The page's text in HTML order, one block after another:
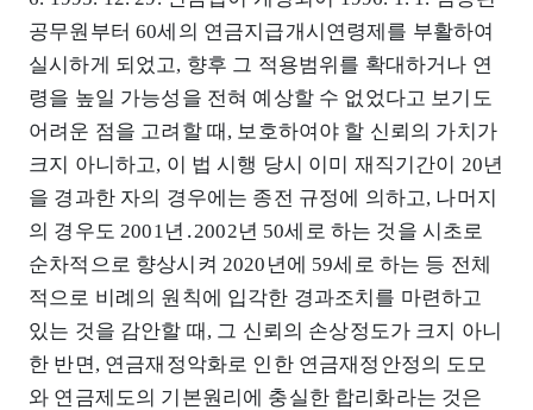
공무원부터 60세의 연금지급개시연령제를 부활하여
실시하게 되었고, 향후 그 적용범위를 확대하거나 연
령을 높일 가능성을 전혀 예상할 수 없었다고 보기도
어려운 점을 고려할 때, 보호하여야 할 신뢰의 가치가
크지 아니하고, 이 법 시행 당시 이미 재직기간이 20년
을 경과한 자의 경우에는 종전 규정에 의하고, 나머지
의 경우도 2001년․2002년 50세로 하는 것을 시초로
순차적으로 향상시켜 2020년에 59세로 하는 등 전체
적으로 비례의 원칙에 입각한 경과조치를 마련하고
있는 것을 감안할 때, 그 신뢰의 손상정도가 크지 아니
한 반면, 연금재정악화로 인한 연금재정안정의 도모
와 연금제도의 기본원리에 충실한 합리화라는 것은